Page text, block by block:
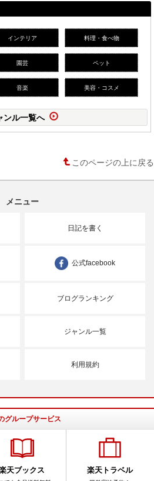
インテリア 料理・食べ物
園芸 ペット
音楽 美容・コスメ
ンル一覧へ
このページの上に戻る
メニュー
日記を書く
公式facebook
ブログランキング
ジャンル一覧
利用規約
グループサービス
天ブックス 楽天トラベル